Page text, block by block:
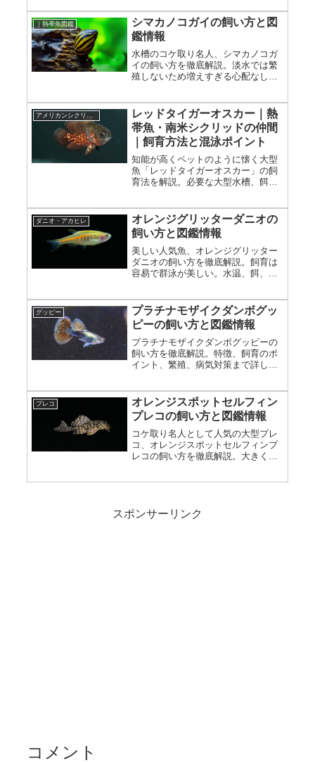
｜熱帯魚図鑑
シマカノコガイの飼い方と図
鑑情報
水槽のコケ取り名人、シマカノコガ
イの飼い方を徹底解説。淡水では繁
殖しないため増えすぎる心配なし。
アメリカンシクリッド
レッドタイガーオスカー｜熱
帯魚・南米シクリッドの仲間
｜飼育方法と混泳ポイント
知能が高くペットのように懐く大型
魚「レッドタイガーオスカー」の飼
育法を解説。必要な大型水槽、餌、
ダニオ・アカヒレ
オレンジグリッターダニオの
飼い方と図鑑情報
美しい人気魚、オレンジグリッター
ダニオの飼い方を徹底解説。飼育は
容易で群泳が美しい。水温、餌、混
グッピー
プラチナモザイクダンボグッ
ピーの飼い方と図鑑情報
プラチナモザイクダンボグッピーの
飼い方を徹底解説。特徴、飼育のポ
イント、繁殖、病気対策まで詳しく
プレコ
オレンジスポットセルフィン
プレコの飼い方と図鑑情報
コケ取り名人として人気の大型プレ
コ、オレンジスポットセルフィンプ
レコの飼い方を徹底解説。大きく成
スポンサーリンク
コメント